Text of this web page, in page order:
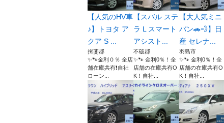
【人気のHV車
♪】トヨタ ア
クア S ...
揖斐郡
✨🐾金利０％ 全店
舗在庫共有❗️自社
ローン...
【スバル ステ
ラ L スマート
アシスト...
不破郡
✨🐾 金利0％！全
店舗の在庫共有O
K！自社...
【大人気ミニ
バン🚗💨】日
産 セレナ...
羽島市
✨🐾 金利0％！全
店舗の在庫共有O
K！自社...